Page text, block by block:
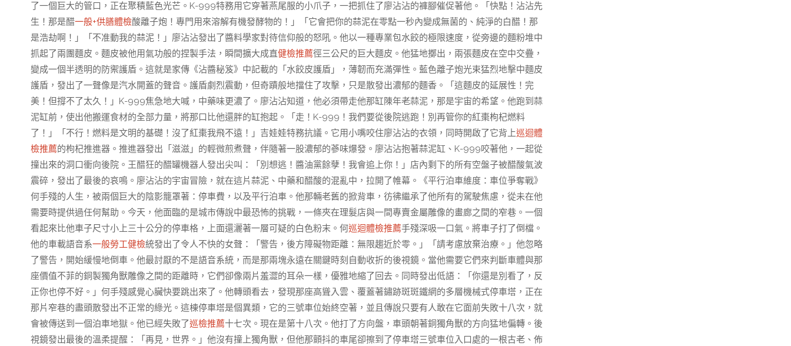
了一個巨大的管口，正在聚積藍色光芒。K-999特務用它穿著燕尾服的小爪子，一把抓住了廖沾沾的褲腳催促著他。「快點！沾沾先
生！那是醋一般+供膳體檢酸離子炮！專門用來溶解有機發酵物的！」「它會把你的蒜泥在零點一秒內變成無菌的、純淨的白醋！那
是浩劫啊！」「不准動我的蒜泥！」廖沾沾發出了醬料學家對待信仰般的怒吼。他以一種專業包水餃的極限速度，從旁邊的麵粉堆中
抓起了兩團麵皮。麵皮被他用氣功般的捏製手法，瞬間擴大成直健檢推薦徑三公尺的巨大麵皮。他猛地擲出，兩張麵皮在空中交疊，
變成一個半透明的防禦護盾。這就是家傳《沾醬秘笈》中記載的「水餃皮護盾」，薄韌而充滿彈性。藍色離子炮光束猛烈地擊中麵皮
護盾，發出了一聲像是汽水開蓋的聲音。護盾劇烈震動，但奇蹟般地擋住了攻擊，只是散發出濃郁的麵香。「這麵皮的延展性！完
美！但撐不了太久！」K-999焦急地大喊，中藥味更濃了。廖沾沾知道，他必須帶走他那缸陳年老蒜泥，那是宇宙的希望。他跑到蒜
泥缸前，使出他搬運食材的全部力量，將那口比他還胖的缸抱起。「走！K-999！我們要從後院逃跑！別再管你的紅棗枸杞燃料
了！」「不行！燃料是文明的基礎！沒了紅棗我飛不遠！」吉娃娃特務抗議。它用小嘴咬住廖沾沾的衣領，同時開啟了它背上巡迴體
檢推薦的枸杞推進器。推進器發出「滋滋」的輕微煎煮聲，伴隨著一股濃郁的蔘味爆發。廖沾沾抱著蒜泥缸、K-999咬著他，一起從
撞出來的洞口衝向後院。王醋狂的醋罐機器人發出尖叫：「別想逃！醬油黨餘孽！我會追上你！」店內剩下的所有空盤子被醋酸氣波
震碎，發出了最後的哀鳴。廖沾沾的宇宙冒險，就在這片蒜泥、中藥和醋酸的混亂中，拉開了帷幕。《平行泊車維度：車位爭奪戰》
何手殘的人生，被兩個巨大的陰影籠罩著：停車費，以及平行泊車。他那輛老舊的掀背車，彷彿繼承了他所有的駕駛焦慮，從未在他
需要時提供過任何幫助。今天，他面臨的是城市傳說中最恐怖的挑戰，一條夾在理髮店與一間專賣金屬雕像的畫廊之間的窄巷。一個
看起來比他車子尺寸小上三十公分的停車格，上面還灑著一層可疑的白色粉末。何巡迴體檢推薦手殘深吸一口氣。將車子打了倒檔。
他的車載語音系一般勞工健檢統發出了令人不快的女聲：「警告，後方障礙物距離：無限趨近於零。」「請考慮放棄治療。」他忽略
了警告，開始緩慢地倒車。他最討厭的不是語音系統，而是那兩塊永遠在關鍵時刻自動收折的後視鏡。當他需要它們來判斷車體與那
座價值不菲的銅製獨角獸雕像之間的距離時，它們卻像兩片羞澀的耳朵一樣，優雅地縮了回去。同時發出低語：「你還是別看了，反
正你也停不好。」何手殘感覺心臟快要跳出來了。他轉頭看去，發現那座高聳入雲、覆蓋著鏽跡斑斑鐵網的多層機械式停車塔，正在
那片窄巷的盡頭散發出不正常的綠光。這棟停車塔是個異類，它的三號車位始終空著，並且傳說只要有人敢在它面前失敗十八次，就
會被傳送到一個泊車地獄。他已經失敗了巡檢推薦十七次。現在是第十八次。他打了方向盤，車頭朝著銅獨角獸的方向猛地偏轉。後
視鏡發出最後的溫柔提醒：「再見，世界。」他沒有撞上獨角獸，但他那顫抖的車尾卻擦到了停車塔三號車位入口處的一根古老、佈